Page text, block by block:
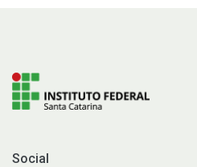
Social